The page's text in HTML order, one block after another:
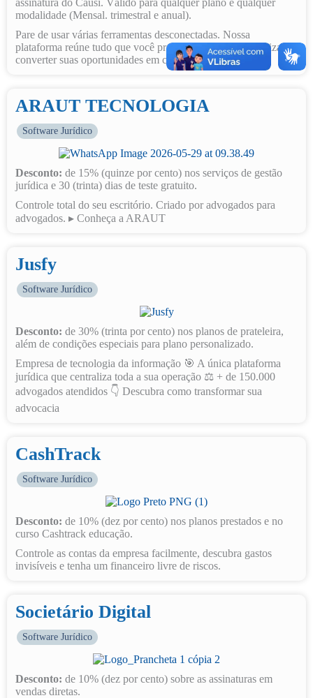
assinatura do Causi. Válido para qualquer plano e qualquer
modalidade (Mensal. trimestral e anual).
Pare de usar várias ferramentas desconectadas. Nossa
plataforma reúne tudo que você precisa para captar, organizar e
converter suas oportunidades em contratos fechados.
ARAUT TECNOLOGIA
Software Jurídico
Desconto: de 15% (quinze por cento) nos serviços de gestão
jurídica e 30 (trinta) dias de teste gratuito.
Controle total do seu escritório. Criado por advogados para
advogados. ▸ Conheça a ARAUT
Jusfy
Software Jurídico
Desconto: de 30% (trinta por cento) nos planos de prateleira,
além de condições especiais para plano personalizado.
Empresa de tecnologia da informação 🎯 A única plataforma
jurídica que centraliza toda a sua operação ⚖️ + de 150.000
advogados atendidos 👇 Descubra como transformar sua
advocacia
CashTrack
Software Jurídico
Desconto: de 10% (dez por cento) nos planos prestados e no
curso Cashtrack educação.
Controle as contas da empresa facilmente, descubra gastos
invisíveis e tenha um financeiro livre de riscos.
Societário Digital
Software Jurídico
Desconto: de 10% (dez por cento) sobre as assinaturas em
vendas diretas.